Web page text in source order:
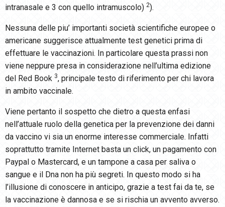
intranasale e 3 con quello intramuscolo) 2).
Nessuna delle piu’ importanti società scientifiche europee o
americane suggerisce attualmente test genetici prima di
effettuare le vaccinazioni. In particolare questa prassi non
viene neppure presa in considerazione nell’ultima edizione
del Red Book 3, principale testo di riferimento per chi lavora
in ambito vaccinale.
Viene pertanto il sospetto che dietro a questa enfasi
nell’attuale ruolo della genetica per la prevenzione dei danni
da vaccino vi sia un enorme interesse commerciale. Infatti
soprattutto tramite Internet basta un click, un pagamento con
Paypal o Mastercard, e un tampone a casa per saliva o
sangue e il Dna non ha più segreti. In questo modo si ha
l’illusione di conoscere in anticipo, grazie a test fai da te, se
la vaccinazione è dannosa e se si rischia un avvento avverso.